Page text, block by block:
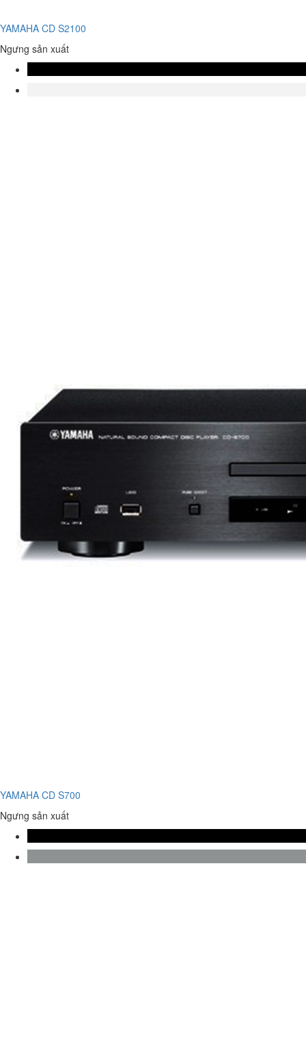
YAMAHA CD S2100
Ngưng sản xuất
YAMAHA CD S700
Ngưng sản xuất